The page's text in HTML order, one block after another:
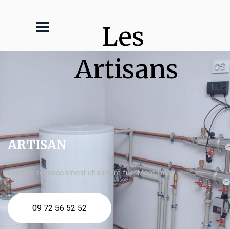
Les
Artisans
ARTISAN
urgence remplacement chaudière fuel Montdidier
09 72 56 52 52